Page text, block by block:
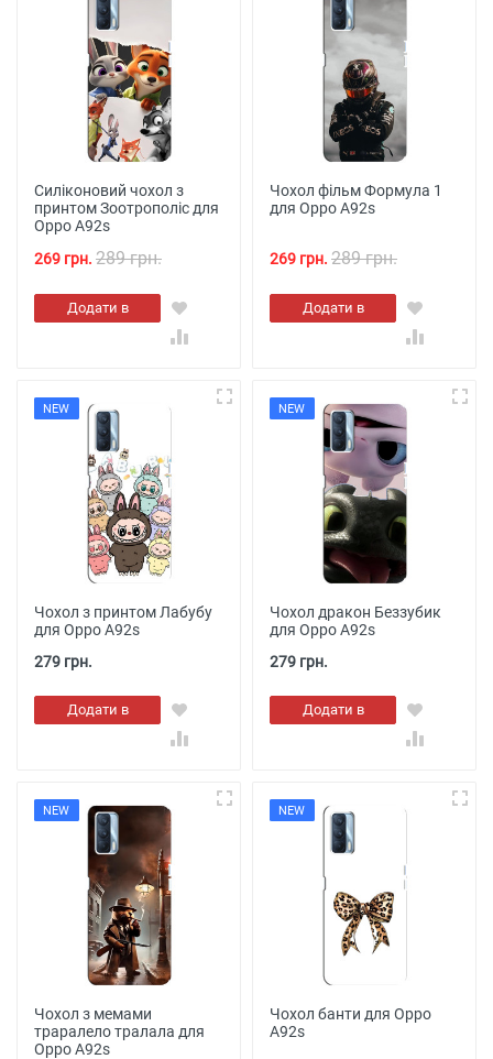
Силіконовий чохол з
принтом Зоотрополіс для
Oppo A92s
269 грн. 289 грн.
Додати в
кошик
Чохол фільм Формула 1
для Oppo A92s
269 грн. 289 грн.
Додати в
кошик
NEW
Чохол з принтом Лабубу
для Oppo A92s
279 грн.
Додати в
кошик
NEW
Чохол дракон Беззубик
для Oppo A92s
279 грн.
Додати в
кошик
NEW
Чохол з мемами
траралело тралала для
Oppo A92s
NEW
Чохол банти для Oppo
A92s